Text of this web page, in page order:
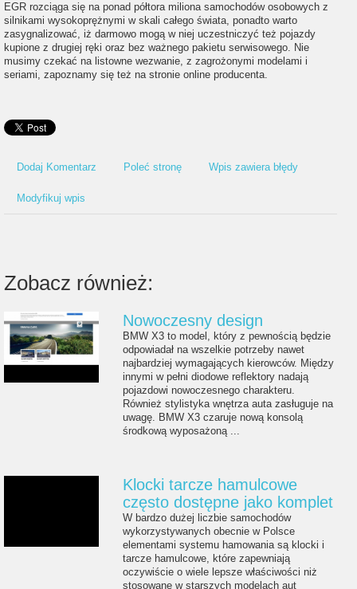
EGR rozciąga się na ponad półtora miliona samochodów osobowych z
silnikami wysokoprężnymi w skali całego świata, ponadto warto
zasygnalizować, iż darmowo mogą w niej uczestniczyć też pojazdy
kupione z drugiej ręki oraz bez ważnego pakietu serwisowego. Nie
musimy czekać na listowne wezwanie, z zagrożonymi modelami i
seriami, zapoznamy się też na stronie online producenta.
Dodaj Komentarz Poleć stronę Wpis zawiera błędy
Modyfikuj wpis
Zobacz również:
Nowoczesny design
BMW X3 to model, który z pewnością będzie
odpowiadał na wszelkie potrzeby nawet
najbardziej wymagających kierowców. Między
innymi w pełni diodowe reflektory nadają
pojazdowi nowoczesnego charakteru.
Również stylistyka wnętrza auta zasługuje na
uwagę. BMW X3 czaruje nową konsolą
środkową wyposażoną ...
Klocki tarcze hamulcowe
często dostępne jako komplet
W bardzo dużej liczbie samochodów
wykorzystywanych obecnie w Polsce
elementami systemu hamowania są klocki i
tarcze hamulcowe, które zapewniają
oczywiście o wiele lepsze właściwości niż
stosowane w starszych modelach aut